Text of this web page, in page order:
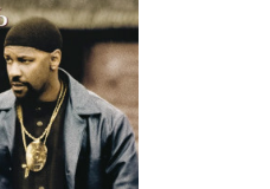
выделяется работа Уилла
года 'Мужчины в черном',
Ли Джонсом защищают
за лучший черный экшн-
топ! Возможно, здесь есть
что не упустите шанс